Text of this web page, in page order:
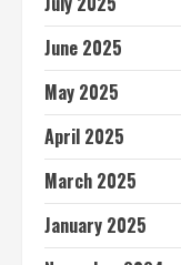
June 2025
May 2025
April 2025
March 2025
January 2025